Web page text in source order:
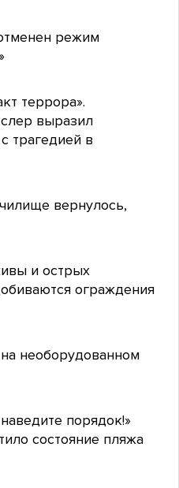
режим
террора».
выразил
трагедией в
вернулось,
и острых
ограждения
необорудованном
порядок!»
состояние пляжа